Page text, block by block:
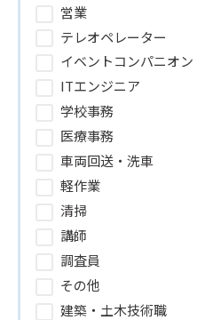
営業
テレオペレーター
イベントコンパニオン
ITエンジニア
学校事務
医療事務
車両回送・洗車
軽作業
清掃
講師
調査員
その他
建築・土木技術職